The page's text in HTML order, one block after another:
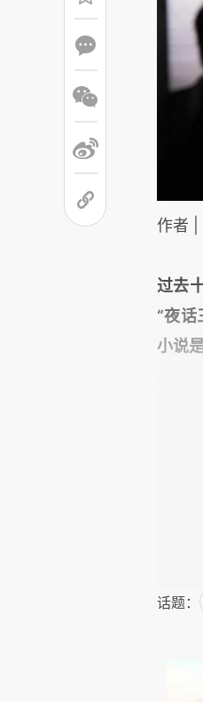
作者 |
过去
“夜话
小说
2号
家南
家媒
事实
关于
的批
话题：